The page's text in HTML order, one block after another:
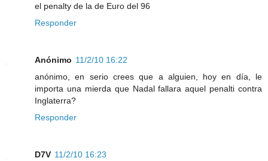
el penalty de la de Euro del 96
Responder
Anónimo 11/2/10 16:22
anónimo, en serio crees que a alguien, hoy en día, le
importa una mierda que Nadal fallara aquel penalti contra
Inglaterra?
Responder
D7V 11/2/10 16:23